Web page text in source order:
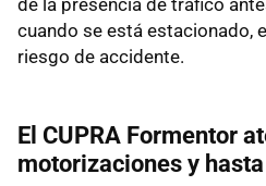
de la presencia de tráfico
cuando se está estacionado,
riesgo de accidente.
El CUPRA Formentor
motorizaciones y